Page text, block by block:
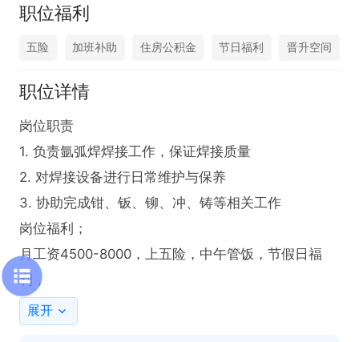
职位福利
五险 加班补助 住房公积金 节日福利 晋升空间
职位详情
岗位职责
1. 负责氩弧焊焊接工作，保证焊接质量
2. 对焊接设备进行日常维护与保养
3. 协助完成钳、钣、铆、冲、铸等相关工作
岗位福利；
月工资4500-8000，上五险，中午管饭，节假日福
利，
展开